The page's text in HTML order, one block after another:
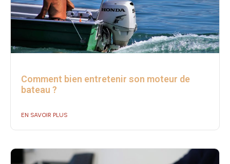
Comment bien entretenir son moteur de
bateau ?
EN SAVOIR PLUS